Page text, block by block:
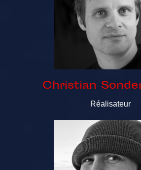
Christian
Réalisateur